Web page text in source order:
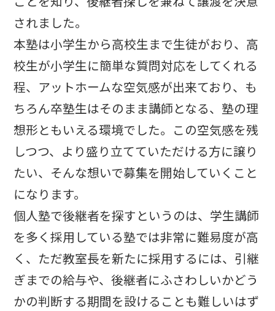
されました。
本塾は小学生から高校生まで生徒がおり、高
校生が小学生に簡単な質問対応をしてくれる
程、アットホームな空気感が出来ており、も
ちろん卒塾生はそのまま講師となる、塾の理
想形ともいえる環境でした。この空気感を残
しつつ、より盛り立てていただける方に譲り
たい、そんな想いで募集を開始していくこと
になります。
個人塾で後継者を探すというのは、学生講師
を多く採用している塾では非常に難易度が高
く、ただ教室長を新たに採用するには、引継
ぎまでの給与や、後継者にふさわしいかどう
かの判断する期間を設けることも難しいはず